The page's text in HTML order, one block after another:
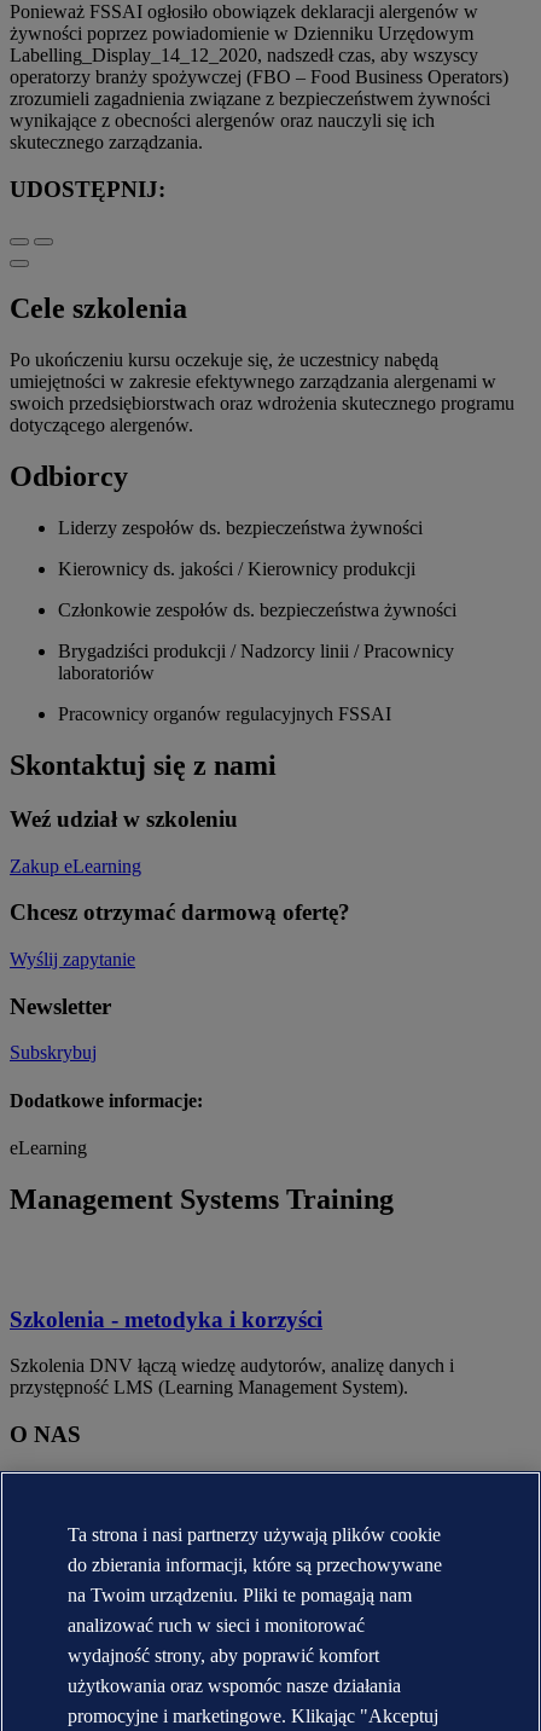
Ponieważ FSSAI ogłosiło obowiązek deklaracji alergenów w
żywności poprzez powiadomienie w Dzienniku Urzędowym
Labelling_Display_14_12_2020, nadszedł czas, aby wszyscy
operatorzy branży spożywczej (FBO – Food Business Operators)
zrozumieli zagadnienia związane z bezpieczeństwem żywności
wynikające z obecności alergenów oraz nauczyli się ich
skutecznego zarządzania.
UDOSTĘPNIJ:
Cele szkolenia
Po ukończeniu kursu oczekuje się, że uczestnicy nabędą
umiejętności w zakresie efektywnego zarządzania alergenami w
swoich przedsiębiorstwach oraz wdrożenia skutecznego programu
dotyczącego alergenów.
Odbiorcy
Liderzy zespołów ds. bezpieczeństwa żywności
Kierownicy ds. jakości / Kierownicy produkcji
Członkowie zespołów ds. bezpieczeństwa żywności
Brygadziści produkcji / Nadzorcy linii / Pracownicy
laboratoriów
Pracownicy organów regulacyjnych FSSAI
Skontaktuj się z nami
Weź udział w szkoleniu
Zakup eLearning
Chcesz otrzymać darmową ofertę?
Wyślij zapytanie
Newsletter
Subskrybuj
Dodatkowe informacje:
eLearning
Management Systems Training
Szkolenia - metodyka i korzyści
Szkolenia DNV łączą wiedzę audytorów, analizę danych i
przystępność LMS (Learning Management System).
O NAS
Kariera
Raporty roczne [English]
KONTAKT:
Lokalizator biur
Veracity.com
Polityka prywatności
Ta strona i nasi partnerzy używają plików cookie
do zbierania informacji, które są przechowywane
na Twoim urządzeniu. Pliki te pomagają nam
analizować ruch w sieci i monitorować
wydajność strony, aby poprawić komfort
użytkowania oraz wspomóc nasze działania
promocyjne i marketingowe. Klikając "Akceptuj